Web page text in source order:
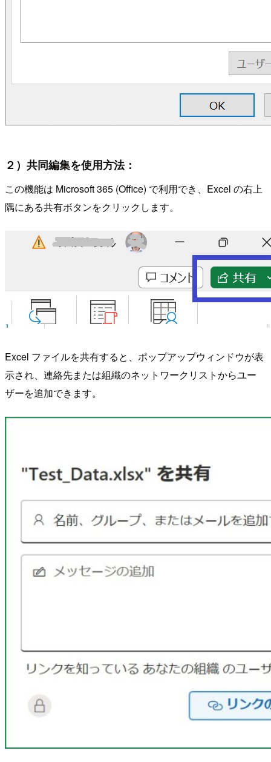
２）共同編集を使用方法：
この機能は Microsoft 365 (Office) で利用でき、Excel の右上
隅にある共有ボタンをクリックします。
Excel ファイルを共有すると、ポップアップウィンドウが表
示され、連絡先または組織のネットワークリストからユー
ザーを追加できます。